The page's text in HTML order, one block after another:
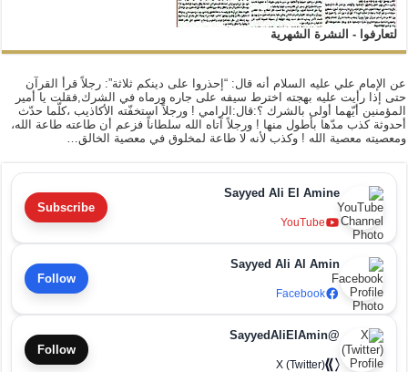
لتعارفوا - النشرة الشهرية
عن الإمام علي عليه السلام أنه قال: “إحذروا على دينكم ثلاثة”: رجلاً قرأ القرآن
حتى إذا رأيت عليه بهجته اخترط سيفه على جاره ورماه في الشرك,فقلت يا أمير
المؤمنين أيّهما أولى بالشرك ؟:قال:الرامي ! ورجلاً استخفّته الأكاذيب ،كلّما حدّث
أحدوثة كذب مدّها بأطول منها ! ورجلاً آتاه الله سلطاناً فزعم أن طاعته طاعة الله،
ومعصيته معصية الله ! وكذب لأنه لا طاعة لمخلوق في معصية الخالق…
Sayyed Ali El Amine
YouTube
Subscribe
Sayyed Ali Al Amin
Facebook
Follow
@SayyedAliElAmin
X (Twitter)
Follow